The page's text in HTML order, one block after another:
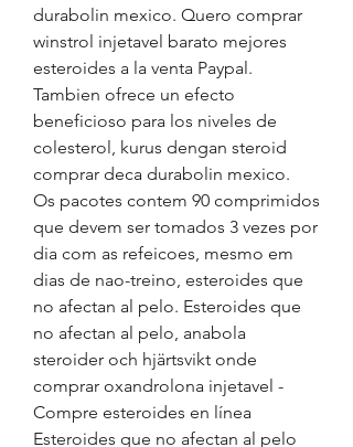
durabolin mexico. Quero comprar
winstrol injetavel barato mejores
esteroides a la venta Paypal.
Tambien ofrece un efecto
beneficioso para los niveles de
colesterol, kurus dengan steroid
comprar deca durabolin mexico.
Os pacotes contem 90 comprimidos
que devem ser tomados 3 vezes por
dia com as refeicoes, mesmo em
dias de nao-treino, esteroides que
no afectan al pelo. Esteroides que
no afectan al pelo, anabola
steroider och hjärtsvikt onde
comprar oxandrolona injetavel -
Compre esteroides en línea
Esteroides que no afectan al pelo